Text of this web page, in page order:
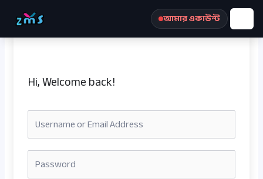
আমার একাউন্ট
Hi, Welcome back!